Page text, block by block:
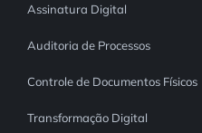
Assinatura Digital
Auditoria de Processos
Controle de Documentos Físicos
Transformação Digital